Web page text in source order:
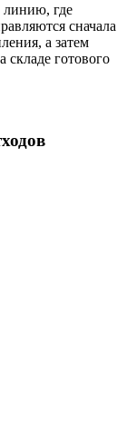
линию, где
сначала
а затем
готового